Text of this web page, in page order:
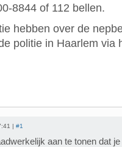
8844 of 112 bellen.
hebben over de
politie in Haarlem via
| #1
aan te tonen dat